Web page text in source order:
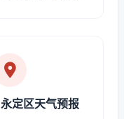
永定区天气预报